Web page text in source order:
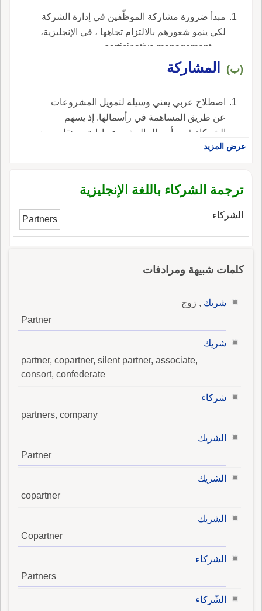
مبدأ ضرورة مشاركة الموظّفين في إدارة الشركة
لكي ينمو شعورهم بالالتزام تجاهها ، في الإنجليزية،
هي participative management.
(ب) المشاركة
اصطلاح عربي يعني وسيلة لتمويل المشروعات
عن طريق المساهمة في رأسمالها. إذ يسهم
الشركاء في رأسمال المشروع وإدارته ويتقاسمون
أرباحه وفقاً لما يتمّ الاتّفاق عليه بينما تقسم
الخسائر بحسب نسبة المساهمة في رأس المال. ،
عرض المزيد
ترجمة الشركاء باللغة الإنجليزية
الشركاء Partners
كلمات شبيهة ومرادفات
شريك , زوج
Partner
شريك
partner, copartner, silent partner, associate,
consort, confederate
شركاء
partners, company
الشريك
Partner
الشريك
copartner
الشريك
Copartner
الشركاء
Partners
الشّركاء